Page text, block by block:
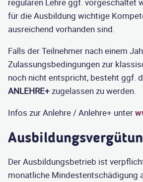
regulären Lehre ggf. vorgeschaltet
für die Ausbildung wichtige
ausreichend vorhanden sind.
Falls der Teilnehmer nach einem
Zulassungsbedingungen zur
noch nicht entspricht, besteht ggf.
ANLEHRE+zugelassen zu werden.
Infos zur Anlehre / Anlehre+ unter
Der Ausbildungsbetrieb ist
monatliche Mindestentschädigung